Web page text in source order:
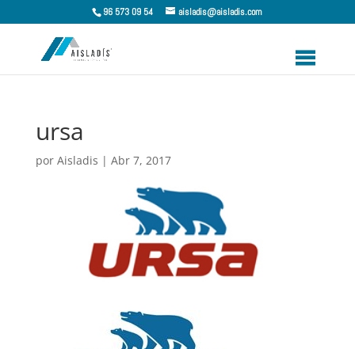
96 573 09 54 aisladis@aisladis.com
ursa
por Aisladis | Abr 7, 2017